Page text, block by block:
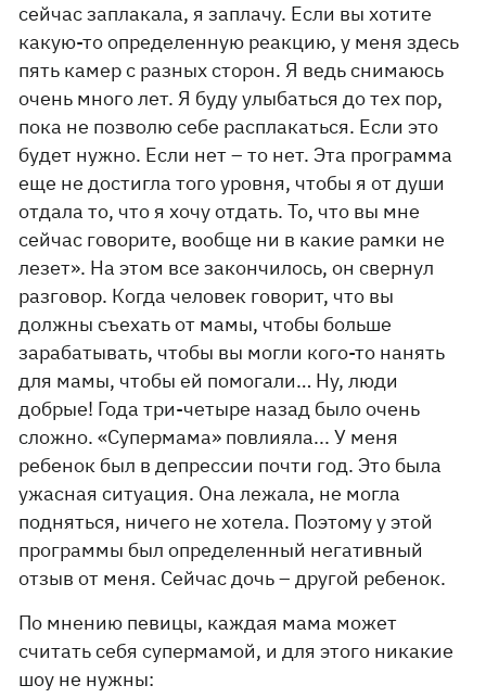
сейчас заплакала, я заплачу. Если вы хотите
какую-то определенную реакцию, у меня здесь
пять камер с разных сторон. Я ведь снимаюсь
очень много лет. Я буду улыбаться до тех пор,
пока не позволю себе расплакаться. Если это
будет нужно. Если нет – то нет. Эта программа
еще не достигла того уровня, чтобы я от души
отдала то, что я хочу отдать. То, что вы мне
сейчас говорите, вообще ни в какие рамки не
лезет». На этом все закончилось, он свернул
разговор. Когда человек говорит, что вы
должны съехать от мамы, чтобы больше
зарабатывать, чтобы вы могли кого-то нанять
для мамы, чтобы ей помогали… Ну, люди
добрые! Года три-четыре назад было очень
сложно. «Супермама» повлияла... У меня
ребенок был в депрессии почти год. Это была
ужасная ситуация. Она лежала, не могла
подняться, ничего не хотела. Поэтому у этой
программы был определенный негативный
отзыв от меня. Сейчас дочь – другой ребенок.
По мнению певицы, каждая мама может
считать себя супермамой, и для этого никакие
шоу не нужны: